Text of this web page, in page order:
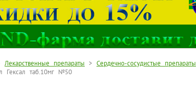
Лекарственные препараты > Сердечно-сосудистые препараты
Гексал таб.10мг №50